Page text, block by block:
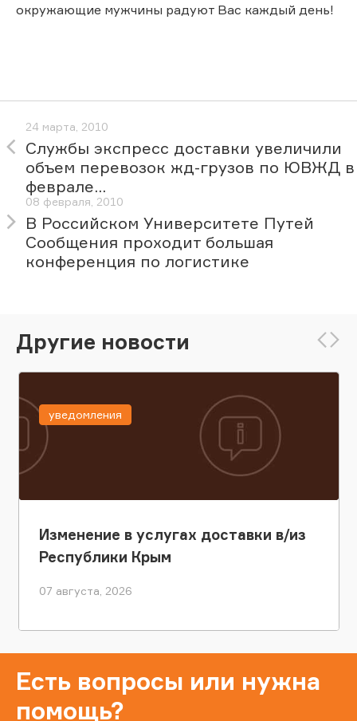
окружающие мужчины радуют Вас каждый день!
24 марта, 2010
Службы экспресс доставки увеличили
объем перевозок жд-грузов по ЮВЖД в
феврале...
08 февраля, 2010
В Российском Университете Путей
Сообщения проходит большая
конференция по логистике
Другие новости
Изменение в услугах доставки в/из
Республики Крым
07 августа, 2026
уведомления
Есть вопросы или нужна
помощь?